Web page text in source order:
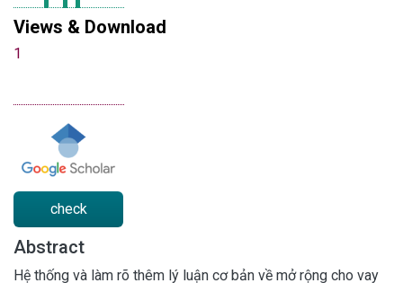
Views & Download
1
check
Abstract
Hệ thống và làm rõ thêm lý luận cơ bản về mở rộng cho vay